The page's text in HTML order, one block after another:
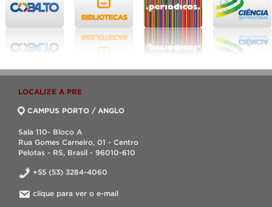
LOCALIZE A PRE
CAMPUS PORTO / ANGLO
Sala 110- Bloco A
Rua Gomes Carneiro, 01 - Centro
Pelotas - RS, Brasil - 96010-610
+55 (53) 3284-4060
clique para ver o e-mail